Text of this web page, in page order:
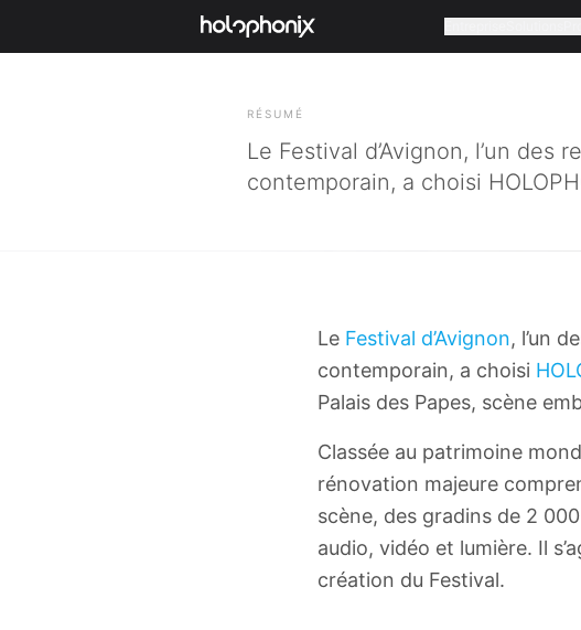
RÉSUMÉ
Le Festival d’Avignon, l’un
contemporain, a choisi
Le Festival d’Avignon, l’un
contemporain, a choisi
Palais des Papes, scène
Classée au patrimoine
rénovation majeure
scène, des gradins de 2
audio, vidéo et lumière. Il
création du Festival.